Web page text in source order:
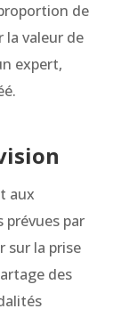
de
la valeur de
expert,
aux
prévues par
sur la prise
des